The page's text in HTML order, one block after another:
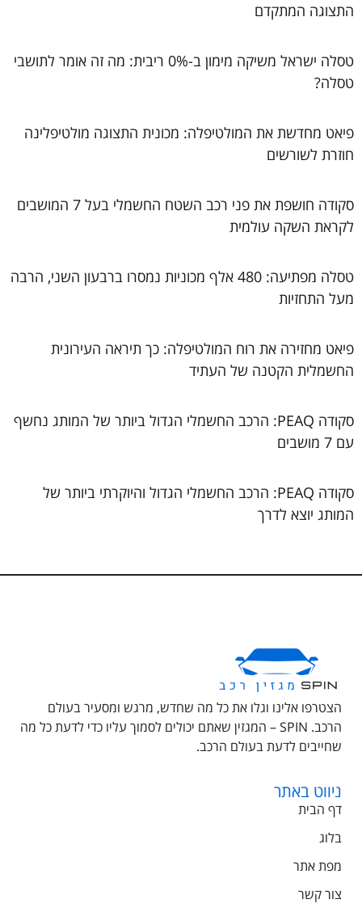
התצוגה המתקדם
טסלה ישראל משיקה מימון ב-0% ריבית: מה זה אומר לתושבי
טסלה?
פיאט מחדשת את המולטיפלה: מכונית התצוגה מולטיפלינה
חוזרת לשורשים
סקודה חושפת את פני רכב השטח החשמלי בעל 7 המושבים
לקראת השקה עולמית
טסלה מפתיעה: 480 אלף מכוניות נמסרו ברבעון השני, הרבה
מעל התחזיות
פיאט מחזירה את רוח המולטיפלה: כך תיראה העירונית
החשמלית הקטנה של העתיד
סקודה PEAQ: הרכב החשמלי הגדול ביותר של המותג נחשף
עם 7 מושבים
סקודה PEAQ: הרכב החשמלי הגדול והיוקרתי ביותר של
המותג יוצא לדרך
הצטרפו אלינו וגלו את כל מה שחדש, מרגש ומסעיר בעולם
הרכב. SPIN – המגזין שאתם יכולים לסמוך עליו כדי לדעת כל מה
שחייבים לדעת בעולם הרכב.
ניווט באתר
דף הבית
בלוג
מפת אתר
צור קשר